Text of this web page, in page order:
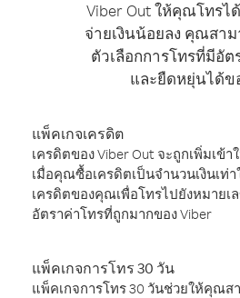
Viber Out ให้คุณโทร
จ่ายเงินน้อยลง คุณสาม
ตัวเลือกการโทรที่มีอัต
และยืดหยุ่นได้ข
แพ็คเกจเครดิต
เครดิตของ Viber Out จะถูกเพิ่มเข้
เมื่อคุณซื้อเครดิตเป็นจำนวนเงินเท่
เครดิตของคุณเพื่อโทรไปยังหมายเ
อัตราค่าโทรที่ถูกมากของ Viber
แพ็คเกจการโทร 30 วัน
แพ็คเกจการโทร 30 วันช่วยให้คุณส